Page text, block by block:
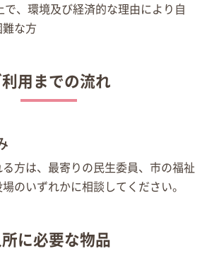
、環境及び経済的な理由により自
な方
利用までの流れ
る方は、最寄りの民生委員、市の福祉
のいずれかに相談してください。
所に必要な物品